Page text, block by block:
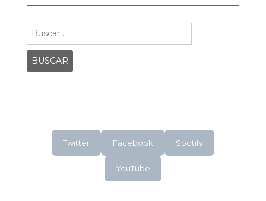
Twitter Facebook Spotify
YouTube